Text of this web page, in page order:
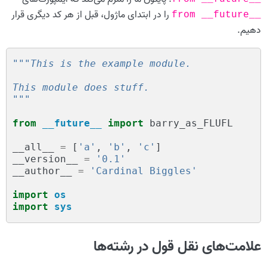
from __future__
را در ابتدای ماژول، قبل از هر کد دیگری قرار
دهیم.
"""This is the example module.
This module does stuff.
"""
from __future__ import barry_as_FLUFL
__all__ = [ 'a' , 'b' , 'c' ]
__version__
=
'0.1'
__author__
= 'Cardinal Biggles'
import os
import
sys
علامت‌های نقل قول در رشته‌ها